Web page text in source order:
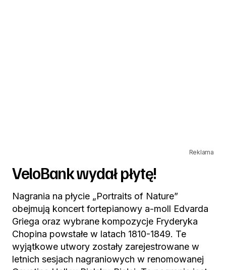
Reklama
VeloBank wydał płytę!
Nagrania na płycie „Portraits of Nature”
obejmują koncert fortepianowy a-moll Edvarda
Griega oraz wybrane kompozycje Fryderyka
Chopina powstałe w latach 1810-1849. Te
wyjątkowe utwory zostały zarejestrowane w
letnich sesjach nagraniowych w renomowanej